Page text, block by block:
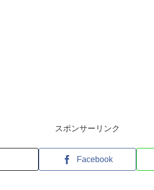
スポンサーリンク
Facebook